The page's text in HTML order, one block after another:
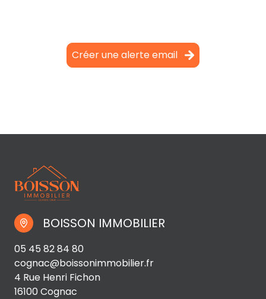
Créer une alerte email
BOISSON IMMOBILIER
05 45 82 84 80
cognac@boissonimmobilier.fr
4 Rue Henri Fichon
16100 Cognac